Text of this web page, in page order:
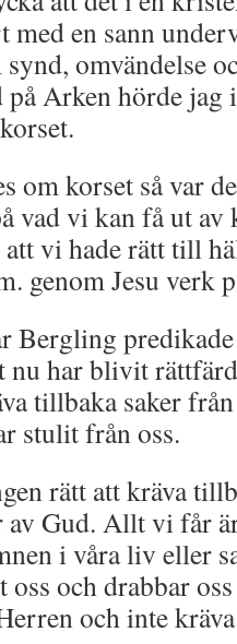
med en sann
omvändelse
Arken hörde jag
om korset så var
vad vi kan få ut av
vi hade rätt till
genom Jesu verk
Bergling
nu har blivit
tillbaka saker
stulit från oss.
rätt att kräva
Gud. Allt vi får
i våra liv eller
oss och drabbar
och inte